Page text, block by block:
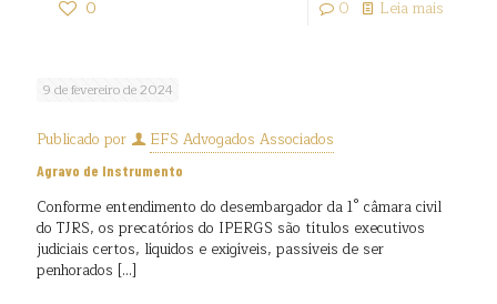
0 0 Leia mais
9 de fevereiro de 2024
Publicado por EFS Advogados Associados
Agravo de Instrumento
Conforme entendimento do desembargador da 1° câmara civil
do TJRS, os precatórios do IPERGS são títulos executivos
judiciais certos, líquidos e exigíveis, passíveis de ser
penhorados […]